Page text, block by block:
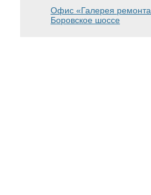
Офис «Галерея
Боровское шоссе